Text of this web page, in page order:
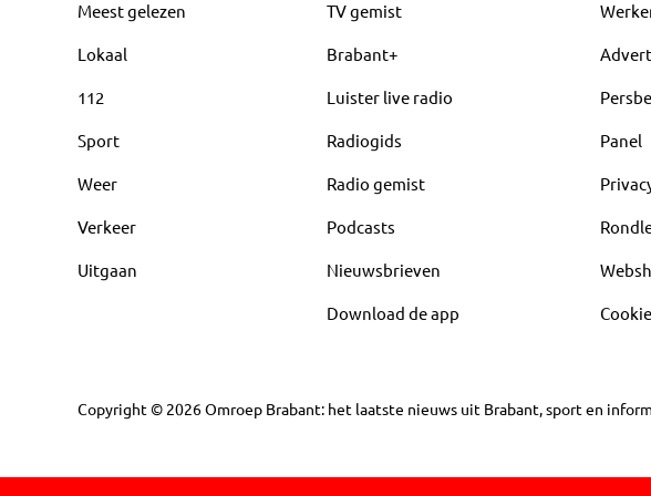
Meest gelezen
Lokaal
112
Sport
Weer
Verkeer
Uitgaan
TV gemist
Brabant+
Luister live radio
Radiogids
Radio gemist
Podcasts
Nieuwsbrieven
Download de app
Panel
Copyright © 2026Omroep Brabant: het laatste nieuws uit Brabant, sport en